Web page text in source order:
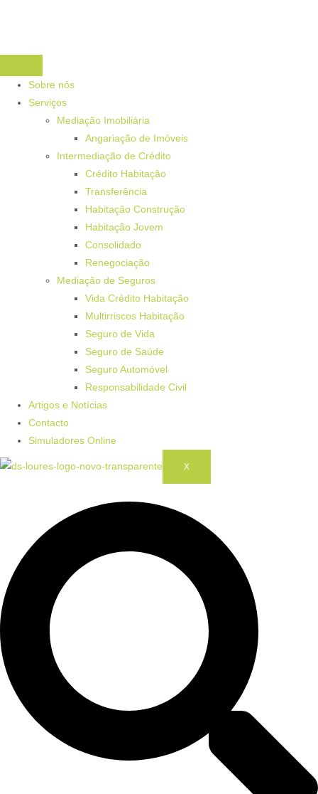
Sobre nós
Serviços
Mediação Imobiliária
Angariação de Imóveis
Intermediação de Crédito
Crédito Habitação
Transferência
Habitação Construção
Habitação Jovem
Consolidado
Renegociação
Mediação de Seguros
Vida Crédito Habitação
Multirriscos Habitação
Seguro de Vida
Seguro de Saúde
Seguro Automóvel
Responsabilidade Civil
Artigos e Notícias
Contacto
Simuladores Online
X